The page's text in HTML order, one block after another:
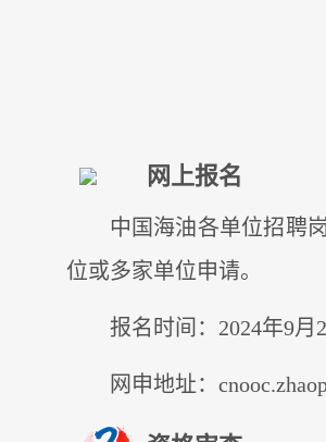
网上报名
中国海油各单位招聘
位或多家单位申请。
报名时间：2024年9月
网申地址：